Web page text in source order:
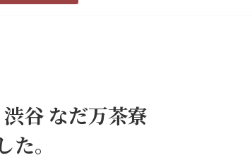
谷 なだ万茶寮
。